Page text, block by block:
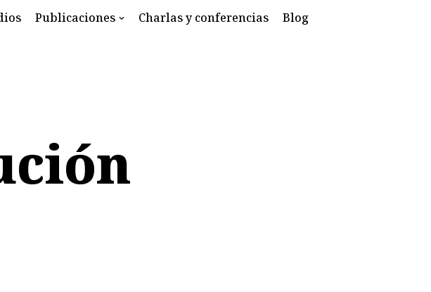
Publicaciones Charlas y conferencias
Blog